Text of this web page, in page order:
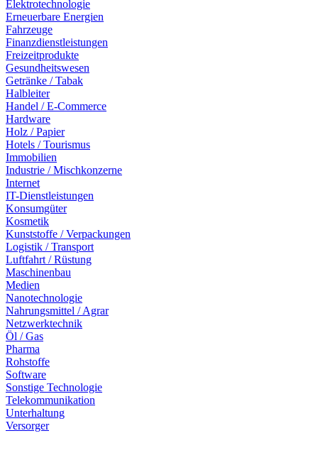
Elektrotechnologie
Erneuerbare Energien
Fahrzeuge
Finanzdienstleistungen
Freizeitprodukte
Gesundheitswesen
Getränke / Tabak
Halbleiter
Handel / E-Commerce
Hardware
Holz / Papier
Hotels / Tourismus
Immobilien
Industrie / Mischkonzerne
Internet
IT-Dienstleistungen
Konsumgüter
Kosmetik
Kunststoffe / Verpackungen
Logistik / Transport
Luftfahrt / Rüstung
Maschinenbau
Medien
Nanotechnologie
Nahrungsmittel / Agrar
Netzwerktechnik
Öl / Gas
Pharma
Rohstoffe
Software
Sonstige Technologie
Telekommunikation
Unterhaltung
Versorger